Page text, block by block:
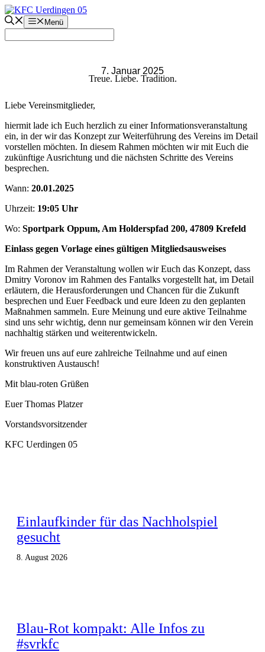
Zum
Inhalt
springen
Menü
7. Januar 2025
Treue. Liebe. Tradition.
Liebe Vereinsmitglieder,
hiermit lade ich Euch herzlich zu einer Informationsveranstaltung
ein, in der wir das Konzept zur Weiterführung des Vereins im Detail
vorstellen möchten. In diesem Rahmen möchten wir mit Euch die
zukünftige Ausrichtung und die nächsten Schritte des Vereins
besprechen.
Wann: 20.01.2025
Uhrzeit: 19:05 Uhr
Wo: Sportpark Oppum, Am Holderspfad 200, 47809 Krefeld
Einlass gegen Vorlage eines gültigen Mitgliedsausweises
Im Rahmen der Veranstaltung wollen wir Euch das Konzept, dass
Dmitry Voronov im Rahmen des Fantalks vorgestellt hat, im Detail
erläutern, die Herausforderungen und Chancen für die Zukunft
besprechen und Euer Feedback und eure Ideen zu den geplanten
Maßnahmen sammeln. Eure Meinung und eure aktive Teilnahme
sind uns sehr wichtig, denn nur gemeinsam können wir den Verein
nachhaltig stärken und weiterentwickeln.
Wir freuen uns auf eure zahlreiche Teilnahme und auf einen
konstruktiven Austausch!
Mit blau-roten Grüßen
Euer Thomas Platzer
Vorstandsvorsitzender
KFC Uerdingen 05
Einlaufkinder für das Nachholspiel
gesucht
8. August 2026
Blau-Rot kompakt: Alle Infos zu
#svrkfc